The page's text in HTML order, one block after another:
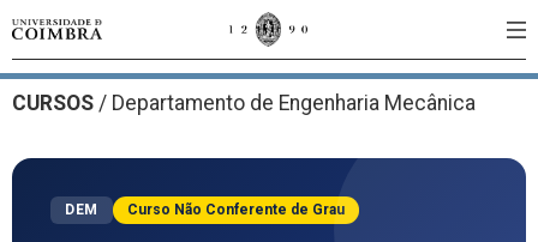
CURSOS / Departamento de Engenharia Mecânica
DEM Curso Não Conferente de Grau